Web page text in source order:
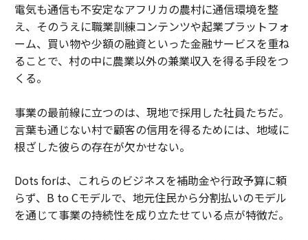
電気も通信も不安定なアフリカの農村に通信環境を整
え、そのうえに職業訓練コンテンツや起業プラットフォ
ーム、買い物や少額の融資といった金融サービスを重ね
ることで、村の中に農業以外の兼業収入を得る手段をつ
くる。
事業の最前線に立つのは、現地で採用した社員たちだ。
言葉も通じない村で顧客の信用を得るためには、地域に
根ざした彼らの存在が欠かせない。
Dots forは、これらのビジネスを補助金や行政予算に頼
らず、B to Cモデルで、地元住民から分割払いのモデル
を通じて事業の持続性を成り立たせている点が特徴だ。